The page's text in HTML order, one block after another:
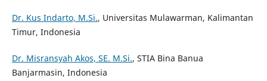
Dr. Kus Indarto, M.Si., Universitas Mulawarman, Kalimantan
Timur, Indonesia
Dr. Misransyah Akos, SE. M.Si., STIA Bina Banua
Banjarmasin, Indonesia